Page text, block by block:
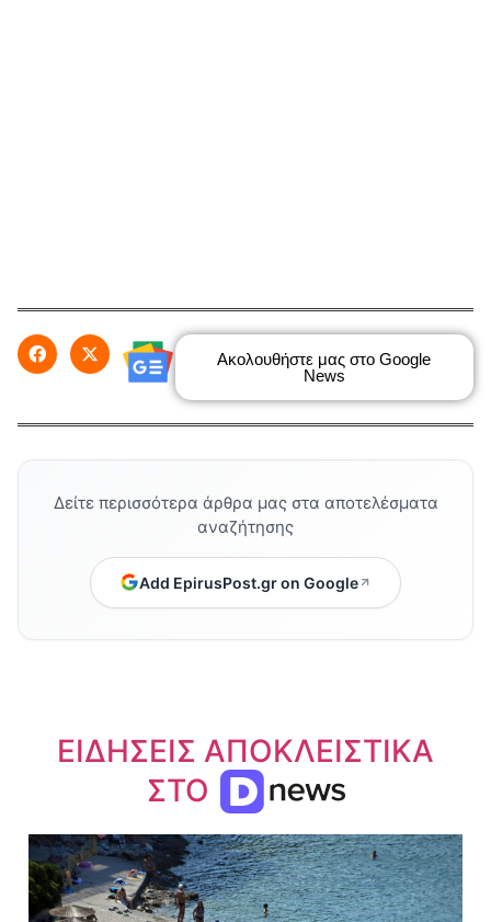
Ακολουθήστε μας στο Google
News
Δείτε περισσότερα άρθρα μας στα αποτελέσματα
αναζήτησης
Add EpirusPost.gr on Google
ΕΙΔΗΣΕΙΣ ΑΠΟΚΛΕΙΣΤΙΚΑ
ΣΤΟ